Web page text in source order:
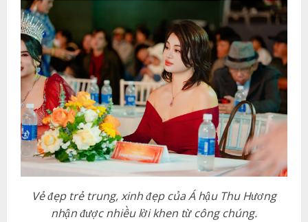
Vẻ đẹp trẻ trung, xinh đẹp của Á hậu Thu Hương
nhận được nhiều lời khen từ công chúng.